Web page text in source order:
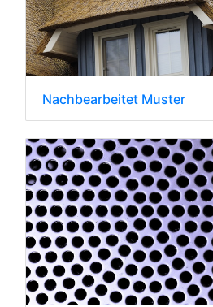
Nachbearbeitet Muster